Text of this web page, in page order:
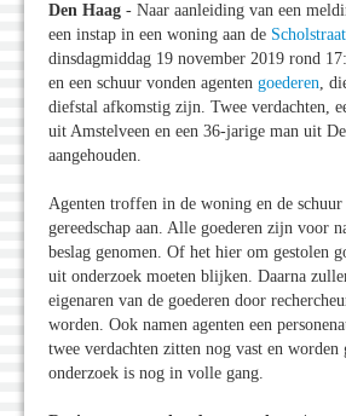
Den Haag - Naar aanleiding van een
een instap in een woning aan de Scholstraat
dinsdagmiddag 19 november 2019 rond
en een schuur vonden agenten goederen,
diefstal afkomstig zijn. Twee verdachten,
uit Amstelveen en een 36-jarige man uit
aangehouden.
Agenten troffen in de woning en de schuur
gereedschap aan. Alle goederen zijn voor
beslag genomen. Of het hier om gestolen
uit onderzoek moeten blijken. Daarna
eigenaren van de goederen door
worden. Ook namen agenten een
twee verdachten zitten nog vast en worden
onderzoek is nog in volle gang.